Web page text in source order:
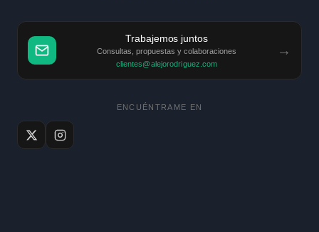
Trabajemos juntos
Consultas, propuestas y colaboraciones
clientes@alejorodriguez.com
→
ENCUÉNTRAME EN